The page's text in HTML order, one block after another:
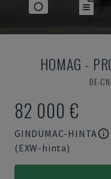
HOMAG -
DE-
82 000 €
GINDUMAC-HINTA
(EXW-hinta)